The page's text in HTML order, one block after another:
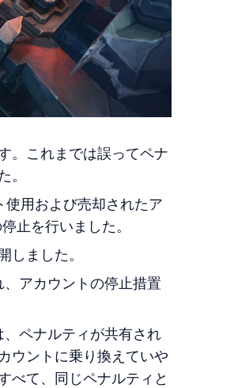
。これまでは誤ってペナ
。
用および売却されたア
止を行いました。
しました。
アカウントの停止措置
ペナルティが共有され
ウントに乗り換えていや
べて、同じペナルティと